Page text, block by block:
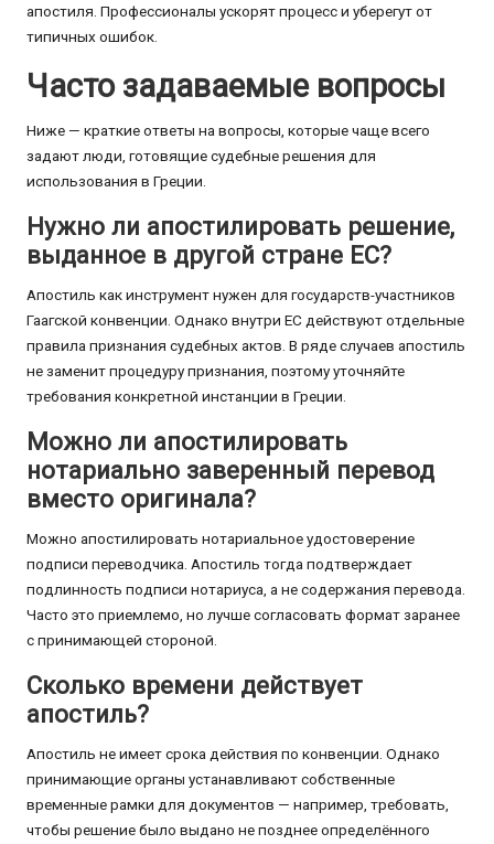
апостиля. Профессионалы ускорят процесс и уберегут от
типичных ошибок.
Часто задаваемые вопросы
Ниже — краткие ответы на вопросы, которые чаще всего
задают люди, готовящие судебные решения для
использования в Греции.
Нужно ли апостилировать решение,
выданное в другой стране ЕС?
Апостиль как инструмент нужен для государств-участников
Гаагской конвенции. Однако внутри ЕС действуют отдельные
правила признания судебных актов. В ряде случаев апостиль
не заменит процедуру признания, поэтому уточняйте
требования конкретной инстанции в Греции.
Можно ли апостилировать
нотариально заверенный перевод
вместо оригинала?
Можно апостилировать нотариальное удостоверение
подписи переводчика. Апостиль тогда подтверждает
подлинность подписи нотариуса, а не содержания перевода.
Часто это приемлемо, но лучше согласовать формат заранее
с принимающей стороной.
Сколько времени действует
апостиль?
Апостиль не имеет срока действия по конвенции. Однако
принимающие органы устанавливают собственные
временные рамки для документов — например, требовать,
чтобы решение было выдано не позднее определённого